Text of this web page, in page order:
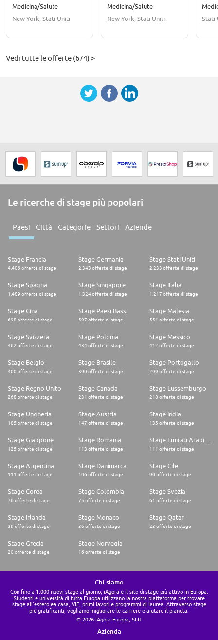
Medicina/Salute
New York, Stati Uniti
Medicina/Salute
New York, Stati Uniti
Stati
Vedi tutte le offerte (674) >
Le ricerche di stage più popolari
Paesi Città Categorie Settori Aziende
Stage Francia
4.406 offerte di stage
Stage Germania
2.343 offerte di stage
Stage Stati Uniti
2.233 offerte di stage
Stage Spagna
1.489 offerte di stage
Stage Singapore
1.324 offerte di stage
Stage Italia
1.217 offerte di stage
Stage Cina
698 offerte di stage
Stage Paesi Bassi
597 offerte di stage
Stage Malesia
551 offerte di stage
Stage Svizzera
462 offerte di stage
Stage Polonia
434 offerte di stage
Stage Messico
412 offerte di stage
Stage Belgio
400 offerte di stage
Stage Brasile
390 offerte di stage
Stage Portogallo
299 offerte di stage
Stage Regno Unito
268 offerte di stage
Stage Canada
231 offerte di stage
Stage Lussemburgo
218 offerte di stage
Stage Ungheria
185 offerte di stage
Stage Austria
147 offerte di stage
Stage India
135 offerte di stage
Stage Giappone
125 offerte di stage
Stage Romania
113 offerte di stage 111 offerte di stage
Stage Argentina
111 offerte di stage
Stage Danimarca
106 offerte di stage
Stage Cile
90 offerte di stage
Stage Corea
76 offerte di stage
Stage Colombia
75 offerte di stage
Stage Svezia
61 offerte di stage
Stage Irlanda
39 offerte di stage
Stage Monaco
36 offerte di stage
Stage Qatar
23 offerte di stage
Stage Grecia
20 offerte di stage
Stage Norvegia
16 offerte di stage
Chi siamo
Con fino a 1.000 nuovi stage al giorno, iAgora è il sito di stage più attivo in Europa.
Studenti e università di tutta Europa utilizzano la nostra piattaforma per trovare
stage all'estero ea casa, VIE, primi lavori e programmi di laurea. Attraverso stage
più gratificanti, vogliamo migliorare le carriere e aiutare il pianeta.
© 2026 iAgora Europa, SLU
Azienda